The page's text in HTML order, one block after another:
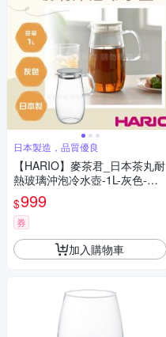
日本製造，品質優良
【HARIO】麥茶君_日本茶丸耐
熱玻璃沖泡冷水壺-1L-灰色-日
本製
$999
券
加入購物車